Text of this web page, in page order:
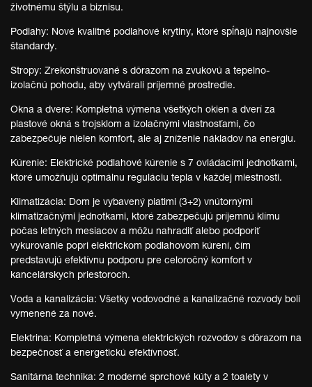
životnému štýlu a biznisu.
Podlahy: Nové kvalitné podlahové krytiny, ktoré spĺňajú najnovšie
štandardy.
Stropy: Zrekonštruované s dôrazom na zvukovú a tepelno-
izolačnú pohodu, aby vytvárali príjemné prostredie.
Okna a dvere: Kompletná výmena všetkých okien a dverí za
plastové okná s trojsklom a izolačnými vlastnosťami, čo
zabezpečuje nielen komfort, ale aj zníženie nákladov na energiu.
Kúrenie: Elektrické podlahové kúrenie s 7 ovládacími jednotkami,
ktoré umožňujú optimálnu reguláciu tepla v každej miestnosti.
Klimatizácia: Dom je vybavený piatimi (3+2) vnútornými
klimatizačnými jednotkami, ktoré zabezpečujú príjemnú klímu
počas letných mesiacov a môžu nahradiť alebo podporiť
vykurovanie popri elektrickom podlahovom kúrení, čím
predstavujú efektívnu podporu pre celoročný komfort v
kancelárskych priestoroch.
Voda a kanalizácia: Všetky vodovodné a kanalizačné rozvody boli
vymenené za nové.
Elektrina: Kompletná výmena elektrických rozvodov s dôrazom na
bezpečnosť a energetickú efektívnosť.
Sanitárna technika: 2 moderné sprchové kúty a 2 toalety v